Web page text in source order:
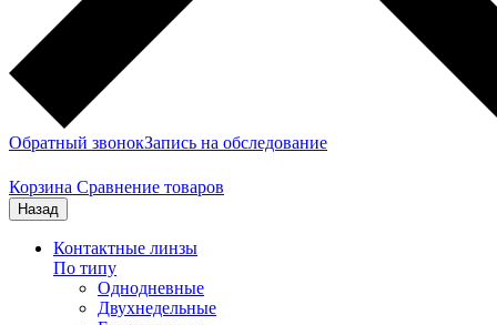
Обратный звонокЗапись на обследование
Корзина Сравнение товаров
Назад
Контактные линзы
По типу
Однодневные
Двухнедельные